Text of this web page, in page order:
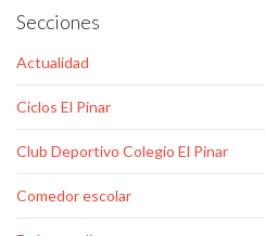
Secciones
Actualidad
Ciclos El Pinar
Club Deportivo Colegio El Pinar
Comedor escolar